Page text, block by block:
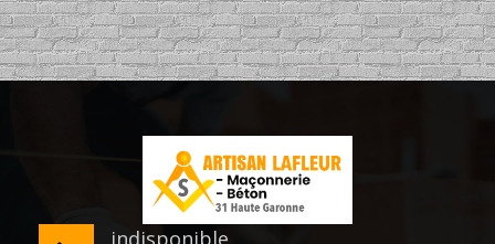
indisponible